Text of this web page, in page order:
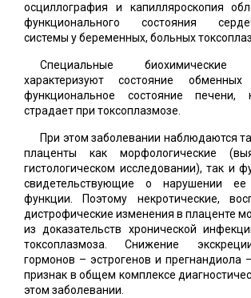
осциллография и капилляроскопия
функционального состояния
системы у беременных, больных
Специальные биохимические
характеризуют состояние
функциональное состояние печени,
страдает при токсоплазмозе.
При этом заболевании наблюдаются
плаценты как морфологические
гистологическом исследовании), так и
свидетельствующие о нарушении ее
функции. Поэтому некротические,
дистрофические изменения в плаценте
из доказательств хронической
токсоплазмоза. Снижение
гормонов – эстрогенов и прегнандиола
признак в общем комплексе
этом заболевании.